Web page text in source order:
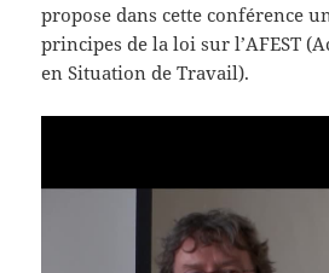
propose dans cette conférence
principes de la loi sur l’AFEST
en Situation de Travail).